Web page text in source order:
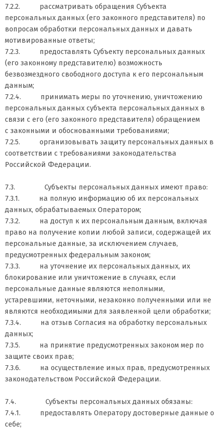
7.2.2. рассматривать обращения Субъекта
персональных данных (его законного представителя) по
вопросам обработки персональных данных и давать
мотивированные ответы;
7.2.3. предоставлять Субъекту персональных данных
(его законному представителю) возможность
безвозмездного свободного доступа к его персональным
данным;
7.2.4. принимать меры по уточнению, уничтожению
персональных данных субъекта персональных данных в
связи с его (его законного представителя) обращением
с законными и обоснованными требованиями;
7.2.5. организовывать защиту персональных данных в
соответствии с требованиями законодательства
Российской Федерации.
7.3. Субъекты персональных данных имеют право:
7.3.1. на полную информацию об их персональных
данных, обрабатываемых Оператором;
7.3.2. на доступ к их персональным данным, включая
право на получение копии любой записи, содержащей их
персональные данные, за исключением случаев,
предусмотренных федеральным законом;
7.3.3. на уточнение их персональных данных, их
блокирование или уничтожение в случаях, если
персональные данные являются неполными,
устаревшими, неточными, незаконно полученными или не
являются необходимыми для заявленной цели обработки;
7.3.4. на отзыв Согласия на обработку персональных
данных;
7.3.5. на принятие предусмотренных законом мер по
защите своих прав;
7.3.6. на осуществление иных прав, предусмотренных
законодательством Российской Федерации.
7.4. Субъекты персональных данных обязаны:
7.4.1. предоставлять Оператору достоверные данные о
себе;